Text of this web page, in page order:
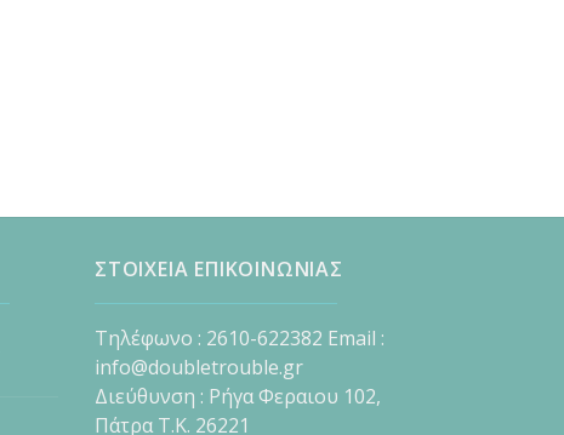
ΣΤΟΙΧΕΙΑ ΕΠΙΚΟΙΝΩΝΙΑΣ
Τηλέφωνο : 2610-622382 Email :
info@doubletrouble.gr
Διεύθυνση : Ρήγα Φεραιου 102,
Πάτρα Τ.Κ. 26221